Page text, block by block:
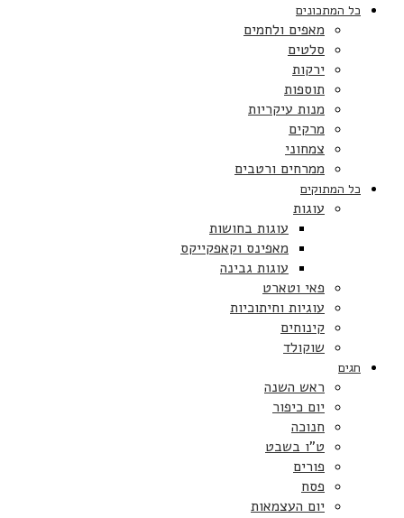
כל המתכונים
מאפים ולחמים
סלטים
ירקות
תוספות
מנות עיקריות
מרקים
צמחוני
ממרחים ורטבים
כל המתוקים
עוגות
עוגות בחושות
מאפינס וקאפקייקס
עוגות גבינה
פאי וטארט
עוגיות וחיתוכיות
קינוחים
שוקולד
חגים
ראש השנה
יום כיפור
חנוכה
ט”ו בשבט
פורים
פסח
יום העצמאות